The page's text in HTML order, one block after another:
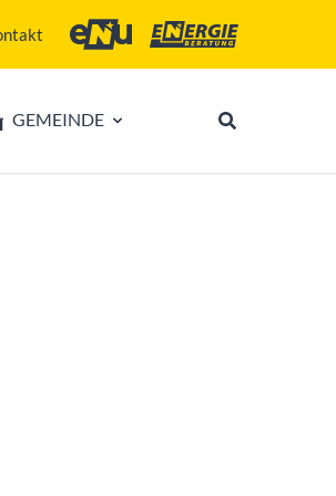
Energie- und Umweltagentur des
Energieberatung
GEMEINDE